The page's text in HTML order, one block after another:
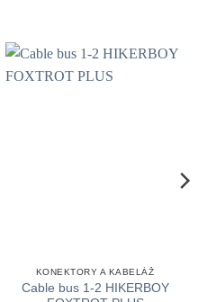
KONEKTORY A KABELÁŽ
Cable bus 1-2 HIKERBOY